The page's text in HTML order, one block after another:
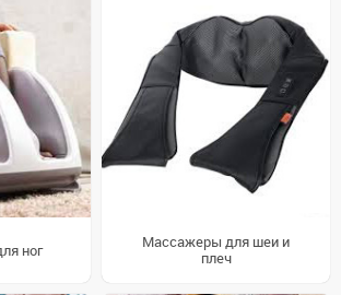
ног
Массажеры для шеи и
плеч